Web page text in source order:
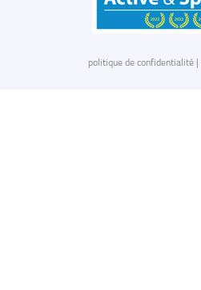
politique de confidentialité